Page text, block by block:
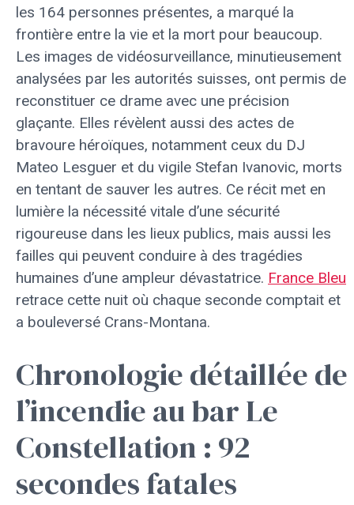
les 164 personnes présentes, a marqué la
frontière entre la vie et la mort pour beaucoup.
Les images de vidéosurveillance, minutieusement
analysées par les autorités suisses, ont permis de
reconstituer ce drame avec une précision
glaçante. Elles révèlent aussi des actes de
bravoure héroïques, notamment ceux du DJ
Mateo Lesguer et du vigile Stefan Ivanovic, morts
en tentant de sauver les autres. Ce récit met en
lumière la nécessité vitale d’une sécurité
rigoureuse dans les lieux publics, mais aussi les
failles qui peuvent conduire à des tragédies
humaines d’une ampleur dévastatrice. France Bleu
retrace cette nuit où chaque seconde comptait et
a bouleversé Crans-Montana.
Chronologie détaillée de
l’incendie au bar Le
Constellation : 92
secondes fatales